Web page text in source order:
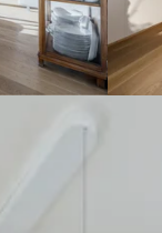
vznikla